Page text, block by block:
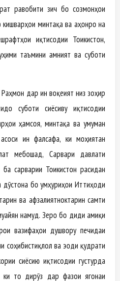
равобити зич бо созмонҳои
минтақа ва ҷаҳонро на
иқтисодии Тоҷикистон,
таъмини амният ва суботи
дар ин воқеият низ зоҳир
суботи сиёсиву иқтисодии
ҳамсоя, минтақа ва умуман
ин фалсафа, ки моҳиятан
мебошад, Сарвари давлати
сарварии Тоҷикистон расидан
дӯстона бо ҷумҳуриҳои Иттиҳоди
ва афзалиятноктарин самти
намуд. Зеро бо диди амиқи
вазифаҳои душвору печидаи
соҳибистиқлол ва эҷоди қудрати
сиёсию иқтисодии густурда
ки то дирӯз дар фазои ягонаи